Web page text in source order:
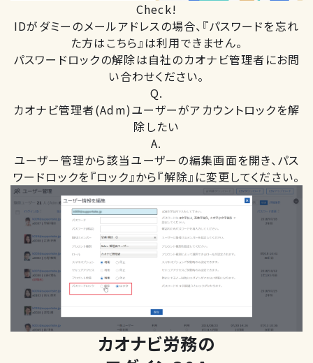
Check!
IDがダミーのメールアドレスの場合、『パスワードを忘れ
た方はこちら』は利用できません。
パスワードロックの解除は自社のカオナビ管理者にお問
い合わせください。
Q.
カオナビ管理者(Adm)ユーザーがアカウントロックを解
除したい
A.
ユーザー管理から該当ユーザーの編集画面を開き、パス
ワードロックを『ロック』から『解除』に変更してください。
カオナビ労務の